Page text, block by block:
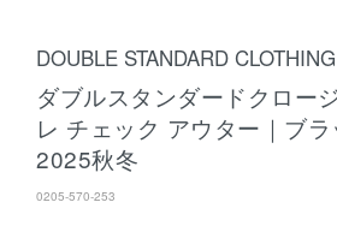
DOUBLE STANDARD CLOTHING
ダブルスタンダードクロー
レ チェック アウター｜ブラ
2025秋冬
0205-570-253